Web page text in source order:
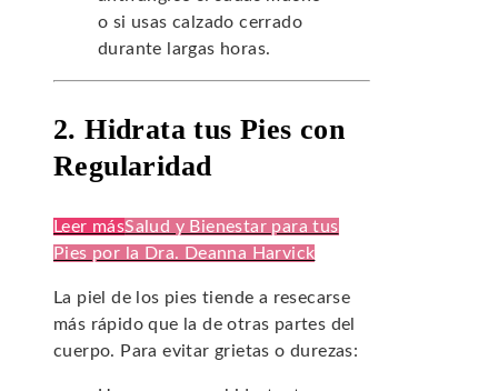
o si usas calzado cerrado
durante largas horas.
2. Hidrata tus Pies con
Regularidad
Leer másSalud y Bienestar para tus
Pies por la Dra. Deanna Harvick
La piel de los pies tiende a resecarse
más rápido que la de otras partes del
cuerpo. Para evitar grietas o durezas: